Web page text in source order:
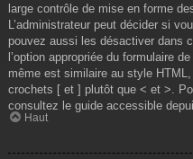
large contrôle de mise en forme
L’administrateur peut décider si
pouvez aussi les désactiver dans
l’option appropriée du formulaire
même est similaire au style
crochets [ et ] plutôt que < et >.
consultez le guide accessible
Haut